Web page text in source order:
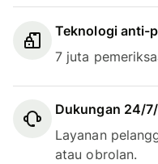
Teknologi anti-
7 juta
Dukungan 24/
Layanan
atau obrolan.